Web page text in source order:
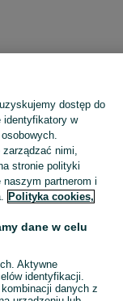
Skorzystaj z największego serwisu ogłoszeniowego - Zagaje i okolice! Kupuj to, czego pragniesz i sprzedawaj to, czego już nie potrzebujesz! Zobacz
dostęp do
identyfikatory w
nimi,
stronie polityki
partnerom i
Polityka cookies,
dane w celu
Aktywne
identyfikacji.
danych z